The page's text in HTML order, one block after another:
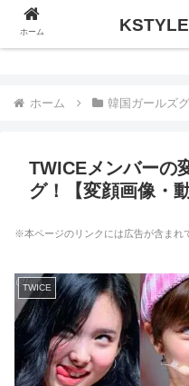
ホーム 韓国ガールズ
TWICEメンバーの
グ！【変顔画像・動
※本ページのリンクには広告が含まれ
TWICE
ホーム